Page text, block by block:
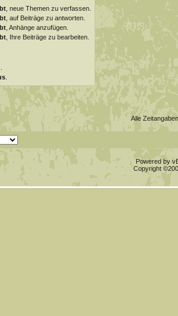
, neue Themen zu verfassen.
, auf Beiträge zu antworten.
, Anhänge anzufügen.
, Ihre Beiträge zu bearbeiten.
.
Alle
Powered by
Copyright